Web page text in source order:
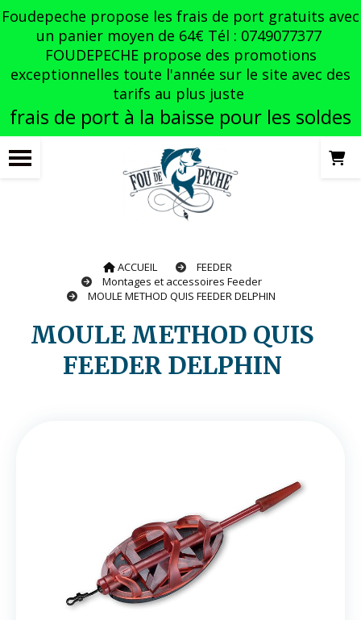
Foudepeche propose les frais de port gratuits avec
un panier moyen de 64€ Tél : 0749077377
FOUDEPECHE propose des promotions
exceptionnelles toute l'année sur le site avec des
tarifs au plus juste
frais de port à la baisse pour les soldes
ACCUEIL
FEEDER
Montages et accessoires Feeder
MOULE METHOD QUIS FEEDER DELPHIN
MOULE METHOD QUIS
FEEDER DELPHIN